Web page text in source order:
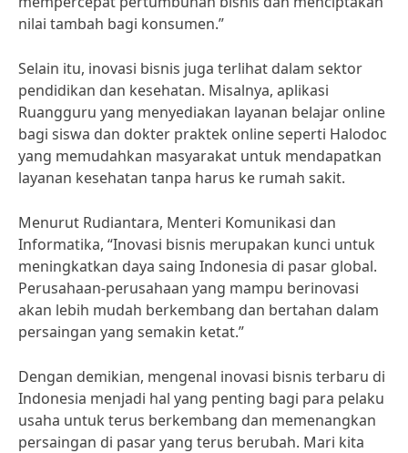
nilai tambah bagi konsumen.”
Selain itu, inovasi bisnis juga terlihat dalam sektor
pendidikan dan kesehatan. Misalnya, aplikasi
Ruangguru yang menyediakan layanan belajar online
bagi siswa dan dokter praktek online seperti Halodoc
yang memudahkan masyarakat untuk mendapatkan
layanan kesehatan tanpa harus ke rumah sakit.
Menurut Rudiantara, Menteri Komunikasi dan
Informatika, “Inovasi bisnis merupakan kunci untuk
meningkatkan daya saing Indonesia di pasar global.
Perusahaan-perusahaan yang mampu berinovasi
akan lebih mudah berkembang dan bertahan dalam
persaingan yang semakin ketat.”
Dengan demikian, mengenal inovasi bisnis terbaru di
Indonesia menjadi hal yang penting bagi para pelaku
usaha untuk terus berkembang dan memenangkan
persaingan di pasar yang terus berubah. Mari kita